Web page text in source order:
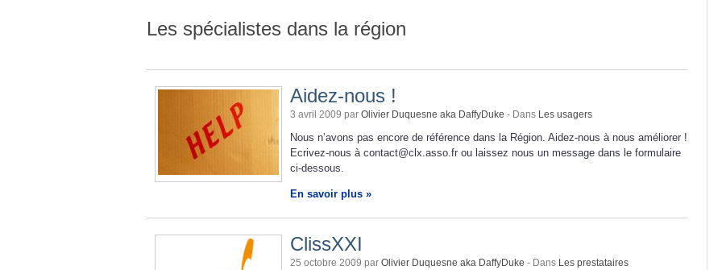
Les spécialistes dans la région
Aidez-nous !
3 avril 2009 par Olivier Duquesne aka DaffyDuke - Dans Les usagers
Nous n’avons pas encore de référence dans la Région. Aidez-nous à nous améliorer !
Ecrivez-nous à contact@clx.asso.fr ou laissez nous un message dans le formulaire
ci-dessous.
En savoir plus »
ClissXXI
25 octobre 2009 par Olivier Duquesne aka DaffyDuke - Dans Les prestataires